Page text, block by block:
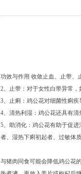
功效与作用 收敛止血、止带、
2、止带：对于女性白带异常，
3、止痢：鸡公花对细菌性痢
4、清热利湿：鸡公花还具有
5、助消化：鸡公花有助于促
者、湿热下痢初起者、过敏体
与猪肉同食可能会降低鸡公花